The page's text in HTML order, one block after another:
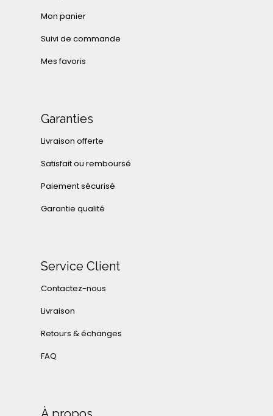
Mon panier
Suivi de commande
Mes favoris
Garanties
Livraison offerte
Satisfait ou remboursé
Paiement sécurisé
Garantie qualité
Service Client
Contactez-nous
Livraison
Retours & échanges
FAQ